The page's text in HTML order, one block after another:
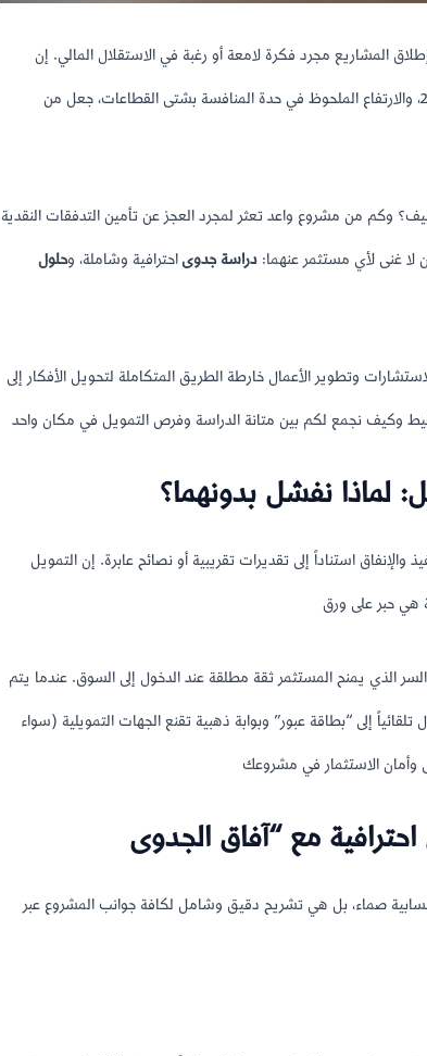
المشاريع مجرد فكرة لامعة أو رغبة في الاستقلال المالي. إن
التحول الاقتصادي الهائل الذي تشهده المملكة تحت مظلة رؤية 2030، والارتفاع الملحوظ في حدة المنافسة بشتى القطاعات، جعل من
وكم من مشروع واعد تعثر لمجرد العجز عن تأمين التدفقات النقدية
لا غنى لأي مستثمر عنهما:دراسة جدوى احترافية وشاملة، وحلول
وتطوير الأعمال خارطة الطريق المتكاملة لتحويل الأفكار إلى
لماذا نفشل بدونهما؟
والإنفاق استناداً إلى تقديرات تقريبية أو نصائح عابرة. إن التمويل
الذي يمنح المستثمر ثقة مطلقة عند الدخول إلى السوق. عندما يتم
إلى “بطاقة عبور” وبوابة ذهبية تقنع الجهات التمويلية (سواء
صماء، بل هي تشريح دقيق وشامل لكافة جوانب المشروع عبر